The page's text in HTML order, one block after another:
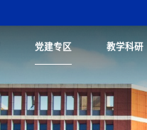
党建专区 教学科研